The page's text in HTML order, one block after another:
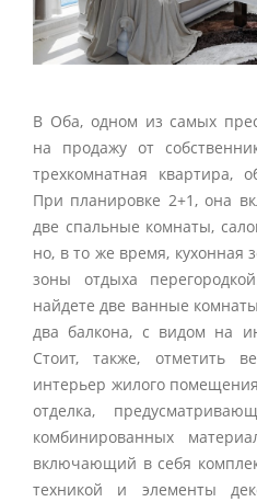
В Оба, одном из самых
на продажу от
трехкомнатная
При планировке 2+1, она
две спальные комнаты,
но, в то же время, кухонная
зоны отдыха
найдете две ванные
два балкона, с видом на
Стоит, также, отметить
интерьер жилого
отделка,
комбинированных
включающий в себя
техникой и элементы